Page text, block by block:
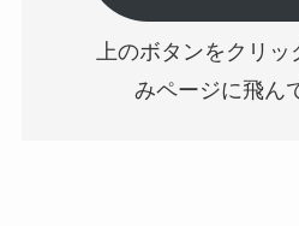
上のボタンをクリ
みページに飛ん